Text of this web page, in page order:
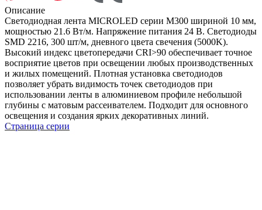
Описание
Светодиодная лента MICROLED серии M300 шириной 10 мм,
мощностью 21.6 Вт/м. Напряжение питания 24 В. Светодиоды
SMD 2216, 300 шт/м, дневного цвета свечения (5000K).
Высокий индекс цветопередачи CRI>90 обеспечивает точное
восприятие цветов при освещении любых производственных
и жилых помещений. Плотная установка светодиодов
позволяет убрать видимость точек светодиодов при
использовании ленты в алюминиевом профиле небольшой
глубины с матовым рассеивателем. Подходит для основного
освещения и создания ярких декоративных линий.
Страница серии